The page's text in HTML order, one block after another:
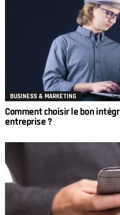
BUSINESS & MARKETING
Comment choisir le bon
entreprise ?